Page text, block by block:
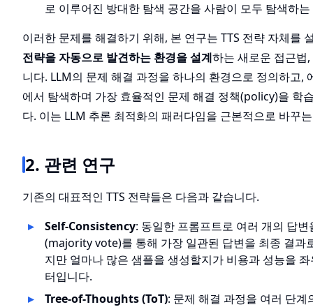
로 이루어진 방대한 탐색 공간을 사람이 모두 탐색하
이러한 문제를 해결하기 위해, 본 연구는 TTS 전략 자체를
전략을 자동으로 발견하는 환경을 설계하는 새로운 접근법,
니다. LLM의 문제 해결 과정을 하나의 환경으로 정의하고,
에서 탐색하며 가장 효율적인 문제 해결 정책(policy)을 학
다. 이는 LLM 추론 최적화의 패러다임을 근본적으로 바꾸
2. 관련 연구
기존의 대표적인 TTS 전략들은 다음과 같습니다.
Self-Consistency: 동일한 프롬프트로 여러 개의 답
(majority vote)를 통해 가장 일관된 답변을 최종 결과
지만 얼마나 많은 샘플을 생성할지가 비용과 성능을
터입니다.
Tree-of-Thoughts (ToT): 문제 해결 과정을 여러 단